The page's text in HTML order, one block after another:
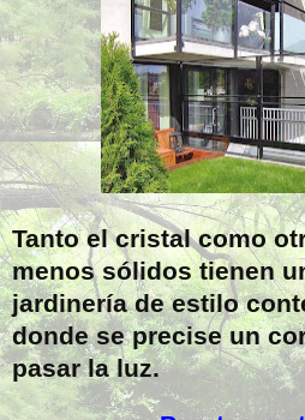
Tanto el cristal como
menos sólidos tienen
jardinería de estilo
donde se precise un
pasar la luz.